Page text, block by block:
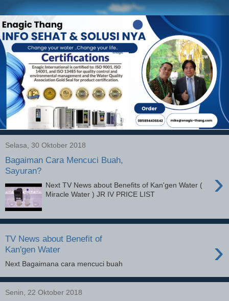
Selasa, 30 Oktober 2018
Bagaiman Cara Mencuci Buah,
Sayuran?
›
Next TV News about Benefits of Kan'gen Water (
Miracle Water ) JR IV PRICE LIST
TV News about Benefit of
Kan'gen Water
›
Next Bagaimana cara mencuci buah
Senin, 22 Oktober 2018